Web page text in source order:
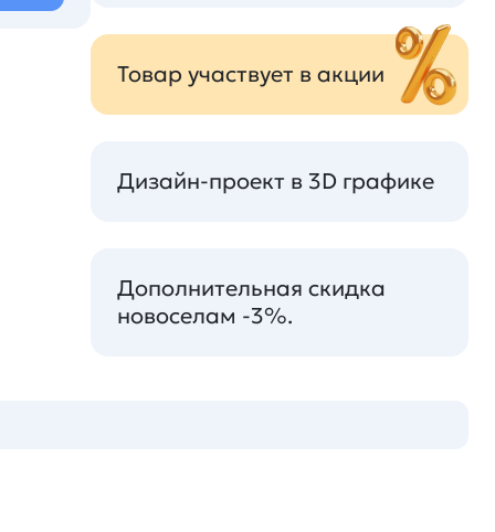
Товар участвует в акции
Дизайн-проект в 3D графике
Дополнительная скидка
новоселам -3%.